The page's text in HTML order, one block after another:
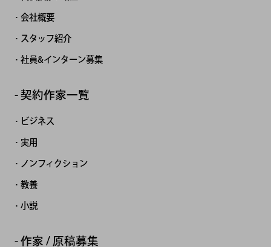
会社概要
スタッフ紹介
社員&インターン募集
契約作家一覧
ビジネス
実用
ノンフィクション
教養
小説
作家 / 原稿募集